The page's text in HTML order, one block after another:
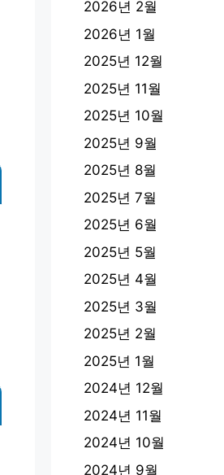
2026년 2월
2026년 1월
2025년 12월
2025년 11월
2025년 10월
2025년 9월
2025년 8월
2025년 7월
2025년 6월
2025년 5월
2025년 4월
2025년 3월
2025년 2월
2025년 1월
2024년 12월
2024년 11월
2024년 10월
2024년 9월